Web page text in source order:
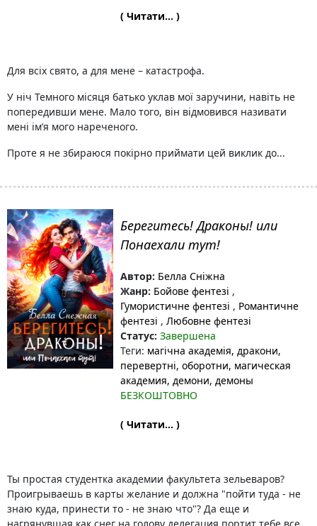
( Читати... )
Для всіх свято, а для мене – катастрофа.
У ніч Темного місяця батько уклав мої заручини, навіть не
попередивши мене. Мало того, він відмовився називати
мені ім’я мого нареченого.
Проте я не збираюся покірно приймати цей виклик до...
Берегитесь! Драконы! или
Понаехали тут!
Автор: Белла Сніжна
Жанр: Бойове фентезі ,
Гумористичне фентезі , Романтичне
фентезі , Любовне фентезі
Статус: Завершена
Теги: магічна академія, дракони,
перевертні, оборотни, магическая
академия, демони, демоны
БЕЗКОШТОВНО
( Читати... )
Ты простая студентка академии факультета зельеваров?
Проигрываешь в карты желание и должна "пойти туда - не
знаю куда, принести то - не знаю что"? Да еще и